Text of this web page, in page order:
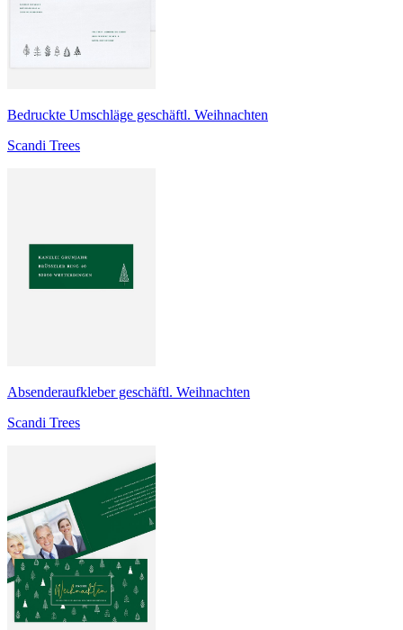
Bedruckte Umschläge geschäftl. Weihnachten
Scandi Trees
Absenderaufkleber geschäftl. Weihnachten
Scandi Trees